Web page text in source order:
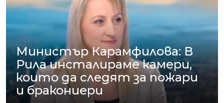
Министър Карамфилова: В
Рила инсталираме камери,
които да следят за пожари
и бракониери